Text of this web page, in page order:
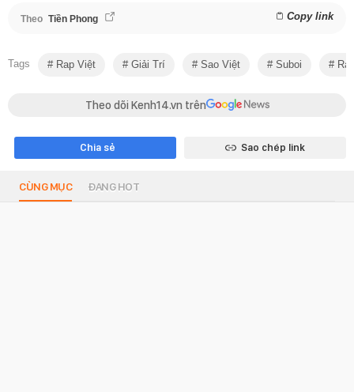
Theo Tiền Phong Copy link
Tags Rap Việt Giải Trí Sao Việt Suboi
Theo dõi Kenh14.vn trên
Chia sẻ Sao chép link
CÙNG MỤC ĐANG HOT